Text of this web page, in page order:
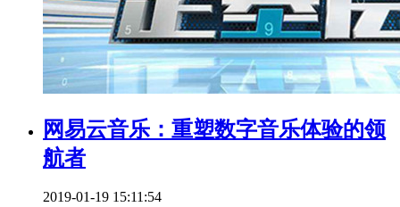
网易云音乐：重塑数字音乐体验的领
航者
2019-01-19 15:11:54